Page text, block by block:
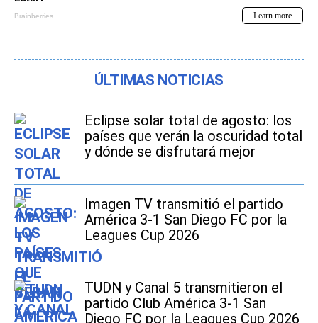
ÚLTIMAS NOTICIAS
Eclipse solar total de agosto: los
países que verán la oscuridad total
y dónde se disfrutará mejor
Imagen TV transmitió el partido
América 3-1 San Diego FC por la
Leagues Cup 2026
TUDN y Canal 5 transmitieron el
partido Club América 3-1 San
Diego FC por la Leagues Cup 2026